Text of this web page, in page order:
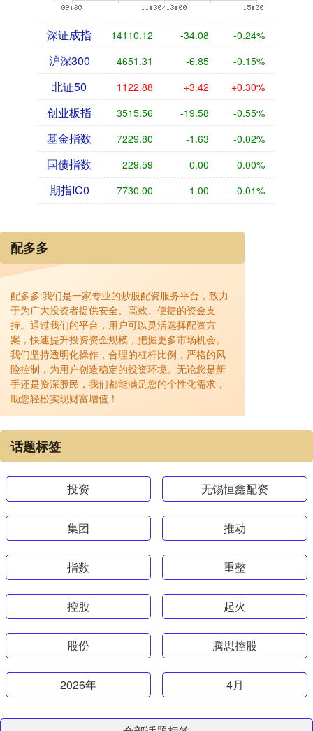
深证成指 14110.12 -34.08 -0.24%
沪深300 4651.31 -6.85 -0.15%
北证50 1122.88 +3.42 +0.30%
创业板指 3515.56 -19.58 -0.55%
基金指数 7229.80 -1.63 -0.02%
国债指数 229.59 -0.00 0.00%
期指IC0 7730.00 -1.00 -0.01%
配多多
配多多:我们是一家专业的炒股配资服务平台，致力
于为广大投资者提供安全、高效、便捷的资金支
持。通过我们的平台，用户可以灵活选择配资方
案，快速提升投资资金规模，把握更多市场机会。
我们坚持透明化操作，合理的杠杆比例，严格的风
险控制，为用户创造稳定的投资环境。无论您是新
手还是资深股民，我们都能满足您的个性化需求，
助您轻松实现财富增值！
话题标签
投资 无锡恒鑫配资
集团 推动
指数 重整
控股 起火
股份 腾思控股
2026年 4月